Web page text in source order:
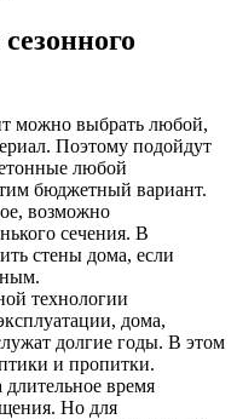
можно выбрать любой,
Поэтому подойдут
любой
бюджетный вариант.
возможно
сечения. В
стены дома, если
технологии
дома,
долгие годы. В этом
и пропитки.
время
Но для